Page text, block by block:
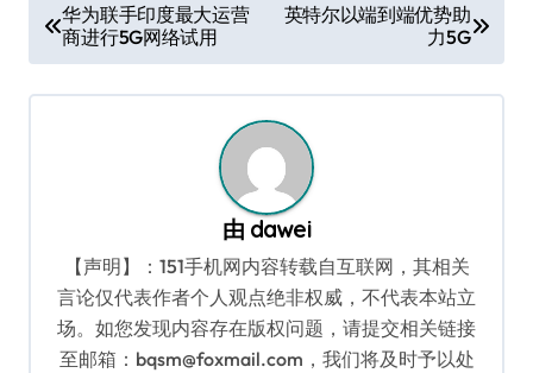
章
导
华为联手印度最大运营
商进行5G网络试用
英特尔以端到端优势助
力5G
由 dawei
【声明】：151手机网内容转载自互联网，其相关
言论仅代表作者个人观点绝非权威，不代表本站立
场。如您发现内容存在版权问题，请提交相关链接
至邮箱：bqsm@foxmail.com，我们将及时予以处